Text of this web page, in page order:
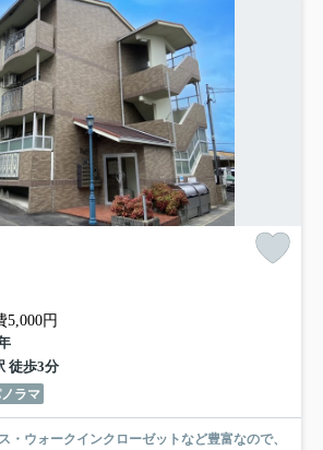
5,000円
徒歩3分
ラマ
・ウォークインクローゼットなど豊富なので、